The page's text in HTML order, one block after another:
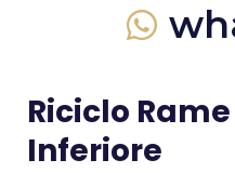
Riciclo
Inferiore